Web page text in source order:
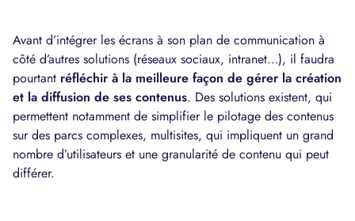
Avant d’intégrer les écrans à son plan de communication à
côté d’autres solutions (réseaux sociaux, intranet…), il faudra
pourtant réfléchir à la meilleure façon de gérer la création
et la diffusion de ses contenus. Des solutions existent, qui
permettent notamment de simplifier le pilotage des contenus
sur des parcs complexes, multisites, qui impliquent un grand
nombre d’utilisateurs et une granularité de contenu qui peut
différer.